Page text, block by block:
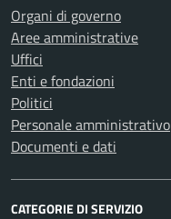
Organi di governo
Aree amministrative
Uffici
Enti e fondazioni
Politici
Personale amministrativo
Documenti e dati
CATEGORIE DI SERVIZIO